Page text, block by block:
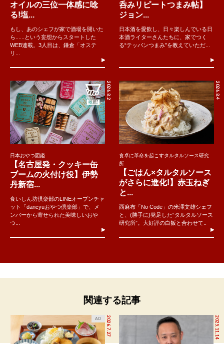
オイルの三位一体感に唸
る!塩...
もし、あのシェフが家で酒場を開いた
ら......という妄想からスタートした
WEB連載。3人目は、鎌倉「オステ
リ...
呑みリピートつまみ帖】
ジョン...
日本酒を愛飲し、日々楽しんでいる日
本酒ライターさんたちに、家でつく
る“テッパンつまみ”を教えていただ...
2026.8.2
日本おやつ図鑑
【名古屋発・クッキー缶
ブームの火付け役】伊勢
丹新宿...
食いしん坊倶楽部のLINEオープンチャ
ット「dancyuおやつ倶楽部」で、メ
ンバーから寄せられた美味しいおや
つ...
2026.8.4
食卓に革命を起こすタルタルソース研究
所
【ごはん×タルタルソース
がさらに進化!】赤玉ねぎ
と...
西麻布「No Code」の米澤文雄シェフ
と、(勝手に)発足した“タルタルソース
研究所”。大好評の白飯と合わせて..
関連する記事
2026.7.27
AD 2025.11.14